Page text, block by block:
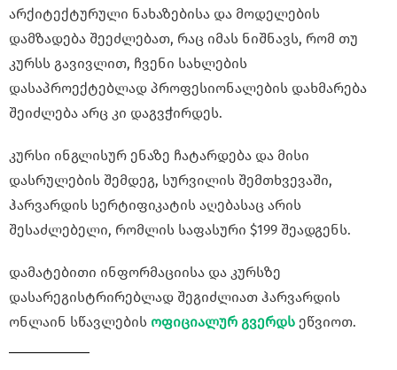
არქიტექტურული ნახაზებისა და მოდელების
დამზადება შეეძლებათ, რაც იმას ნიშნავს, რომ თუ
კურსს გავივლით, ჩვენი სახლების
დასაპროექტებლად პროფესიონალების დახმარება
შეიძლება არც კი დაგვჭირდეს.
კურსი ინგლისურ ენაზე ჩატარდება და მისი
დასრულების შემდეგ, სურვილის შემთხვევაში,
ჰარვარდის სერტიფიკატის აღებასაც არის
შესაძლებელი, რომლის საფასური $199 შეადგენს.
დამატებითი ინფორმაციისა და კურსზე
დასარეგისტრირებლად შეგიძლიათ ჰარვარდის
ონლაინ სწავლების ოფიციალურ გვერდს ეწვიოთ.